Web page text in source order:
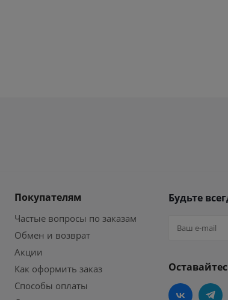
Покупателям
Частые вопросы по заказам
Обмен и возврат
Акции
Как оформить заказ
Способы оплаты
Будьте